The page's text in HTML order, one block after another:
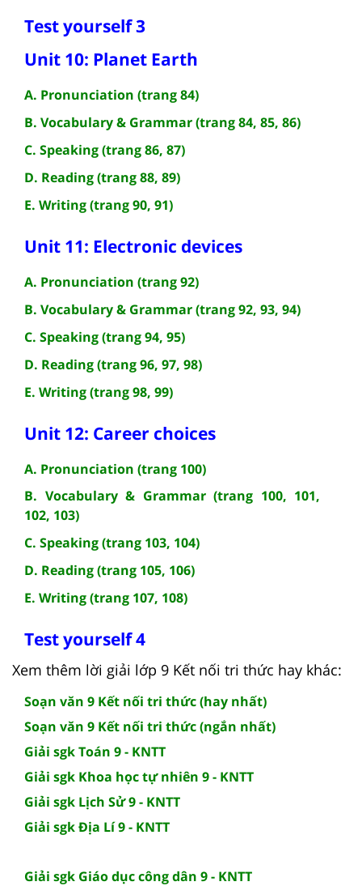
Test yourself 3
Unit 10: Planet Earth
A. Pronunciation (trang 84)
B. Vocabulary & Grammar (trang 84, 85, 86)
C. Speaking (trang 86, 87)
D. Reading (trang 88, 89)
E. Writing (trang 90, 91)
Unit 11: Electronic devices
A. Pronunciation (trang 92)
B. Vocabulary & Grammar (trang 92, 93, 94)
C. Speaking (trang 94, 95)
D. Reading (trang 96, 97, 98)
E. Writing (trang 98, 99)
Unit 12: Career choices
A. Pronunciation (trang 100)
B. Vocabulary & Grammar (trang 100, 101,
102, 103)
C. Speaking (trang 103, 104)
D. Reading (trang 105, 106)
E. Writing (trang 107, 108)
Test yourself 4
Xem thêm lời giải lớp 9 Kết nối tri thức hay khác:
Soạn văn 9 Kết nối tri thức (hay nhất)
Soạn văn 9 Kết nối tri thức (ngắn nhất)
Giải sgk Toán 9 - KNTT
Giải sgk Khoa học tự nhiên 9 - KNTT
Giải sgk Lịch Sử 9 - KNTT
Giải sgk Địa Lí 9 - KNTT
Giải sgk Giáo dục công dân 9 - KNTT